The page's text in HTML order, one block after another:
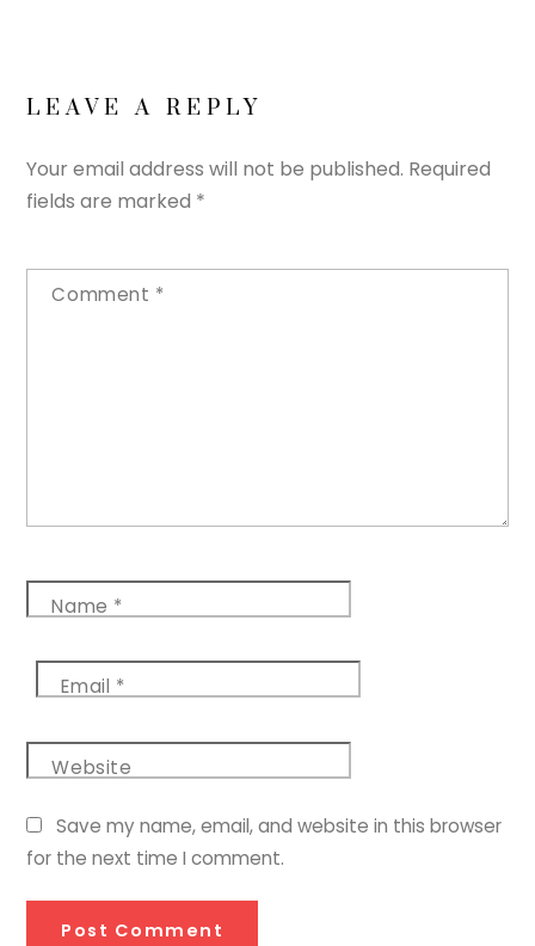
LEAVE A REPLY
Your email address will not be published. Required
fields are marked *
Comment *
Name *
Email *
Website
Save my name, email, and website in this browser
for the next time I comment.